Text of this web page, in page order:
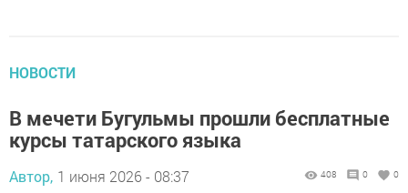
НОВОСТИ
‎В мечети Бугульмы прошли бесплатные
курсы татарского языка
Автор, 1 июня 2026 - 08:37 408 0 0